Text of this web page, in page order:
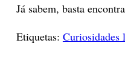
Já sabem, basta
Etiquetas: Curiosidades